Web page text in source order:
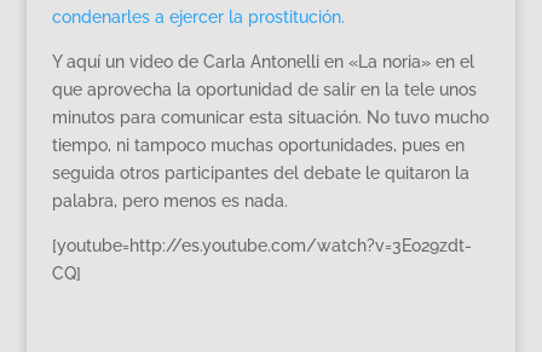
condenarles a ejercer la prostitución.
Y aquí un video de Carla Antonelli en «La noria» en el
que aprovecha la oportunidad de salir en la tele unos
minutos para comunicar esta situación. No tuvo mucho
tiempo, ni tampoco muchas oportunidades, pues en
seguida otros participantes del debate le quitaron la
palabra, pero menos es nada.
[youtube=http://es.youtube.com/watch?v=3Eo29zdt-
CQ]